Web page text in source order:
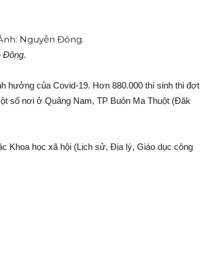
Đông.
hưởng của Covid-19. Hơn 880.000 thí sinh thi đợt
số nơi ở Quảng Nam, TP Buôn Ma Thuột (Đăk
Khoa học xã hội (Lịch sử, Địa lý, Giáo dục công